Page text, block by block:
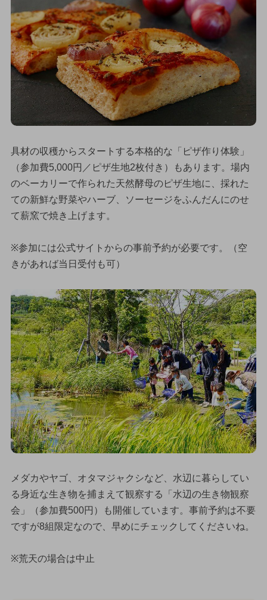
具材の収穫からスタートする本格的な「ピザ作り体験」
（参加費5,000円／ピザ生地2枚付き）もあります。場内
のベーカリーで作られた天然酵母のピザ生地に、採れた
ての新鮮な野菜やハーブ、ソーセージをふんだんにのせ
て薪窯で焼き上げます。
※参加には公式サイトからの事前予約が必要です。（空
きがあれば当日受付も可）
メダカやヤゴ、オタマジャクシなど、水辺に暮らしてい
る身近な生き物を捕まえて観察する「水辺の生き物観察
会」（参加費500円）も開催しています。事前予約は不要
ですが8組限定なので、早めにチェックしてくださいね。
※荒天の場合は中止